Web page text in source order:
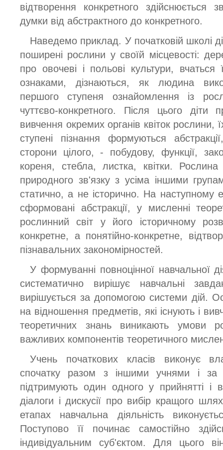
відтворення конкретного
думки від абстрактного до конкретного.
Наведемо приклад. У початковій школі
поширені рослини у своїй місцевості:
про овочеві і польові культури, вчаться
ознаками, дізнаються, як людина
першого ступеня ознайомлення із
чуттєво-конкретного. Після цього діти
вивчення окремих органів квіток
ступені пізнання формуються
сторони цілого, - побудову, функції,
кореня, стебла, листка, квітки.
природного зв'язку з усіма іншими
статично, а не історично. На наступному
сформовані абстракції, у мисленні
рослинний світ у його історичному
конкретне, а понятійно-конкретне,
пізнавальних закономірностей.
У формуванні повноцінної навчальної
систематично вирішує навчальні
вирішується за допомогою системи дій.
на відношення предметів, які існують і
теоретичних знань виникають умови
важливих компонентів теоретичного
Учень початкових класів виконує
спочатку разом з іншими учнями і за
підтримують один одного у прийнятті і
діалоги і дискусії про вибір кращого
етапах навчальна діяльність
Поступово її починає самостійно
індивідуальним суб'єктом. Для цього